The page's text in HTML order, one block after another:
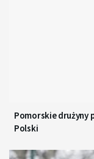
Pomorskie drużyny
Polski